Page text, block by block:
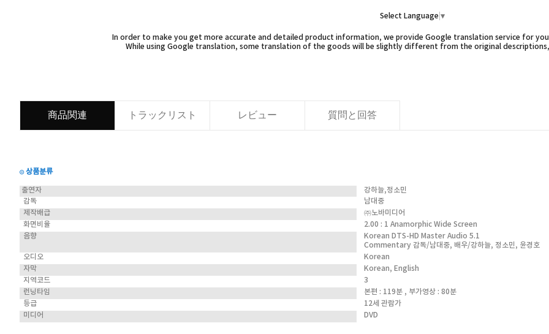
Select Language ▼
In order to make you get more accurate and detailed product information, we provide Google translation service for
While using Google translation, some translation of the goods will be slightly different from the original
商品関連 トラックリスト レビュー 質問と回答
◎ 상품분류
출연자
강하늘,정소민
감독
남대중
제작배급
㈜노바미디어
화면비율
2.00 : 1 Anamorphic Wide Screen
음향
Korean DTS-HD Master Audio 5.1
Commentary 감독/남대중, 배우/강하늘, 정소민, 윤경호
오디오
Korean
자막
Korean, English
지역코드
3
런닝타임
본편 : 119분 , 부가영상 : 80분
등급
12세 관람가
미디어
DVD